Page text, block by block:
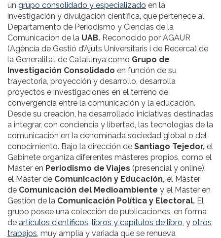
un grupo consolidado y especializado en la
investigación y divulgación científica, que pertenece al
Departamento de Periodismo y Ciencias de la
Comunicación de la UAB. Reconocido por AGAUR
(Agència de Gestió d’Ajuts Universitaris i de Recerca) de
la Generalitat de Catalunya como Grupo de
Investigación Consolidado en función de su
trayectoria, proyección y desarrollo, desarrolla
proyectos e investigaciones en el terreno de
convergencia entre la comunicación y la educación.
Desde su creación, ha desarrollado iniciativas destinadas
a integrar, con conciencia y libertad, las tecnologías de la
comunicación en la denominada sociedad global o del
conocimiento. Bajo la dirección de Santiago Tejedor, el
Gabinete organiza diferentes másteres propios, como el
Máster en Periodismo de Viajes (presencial y online),
el Máster de Comunicación y Educación, el Máster
de Comunicación del Medioambiente y el Máster en
Gestión de la Comunicación Política y Electoral. El
grupo posee una colección de publicaciones, en forma
de artículos científicos, libros y capítulos de libro, y otros
trabajos, muy amplia y variada que se renueva